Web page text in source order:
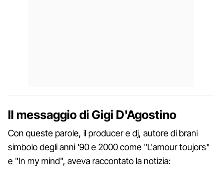
Il messaggio di Gigi D'Agostino
Con queste parole, il producer e dj, autore di brani
simbolo degli anni '90 e 2000 come "L'amour toujors"
e "In my mind", aveva raccontato la notizia: